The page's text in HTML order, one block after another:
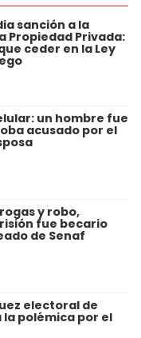
sanción a la
Propiedad Privada:
ceder en la Ley
un hombre fue
acusado por el
y robo,
fue becario
de Senaf
electoral de
la polémica por el